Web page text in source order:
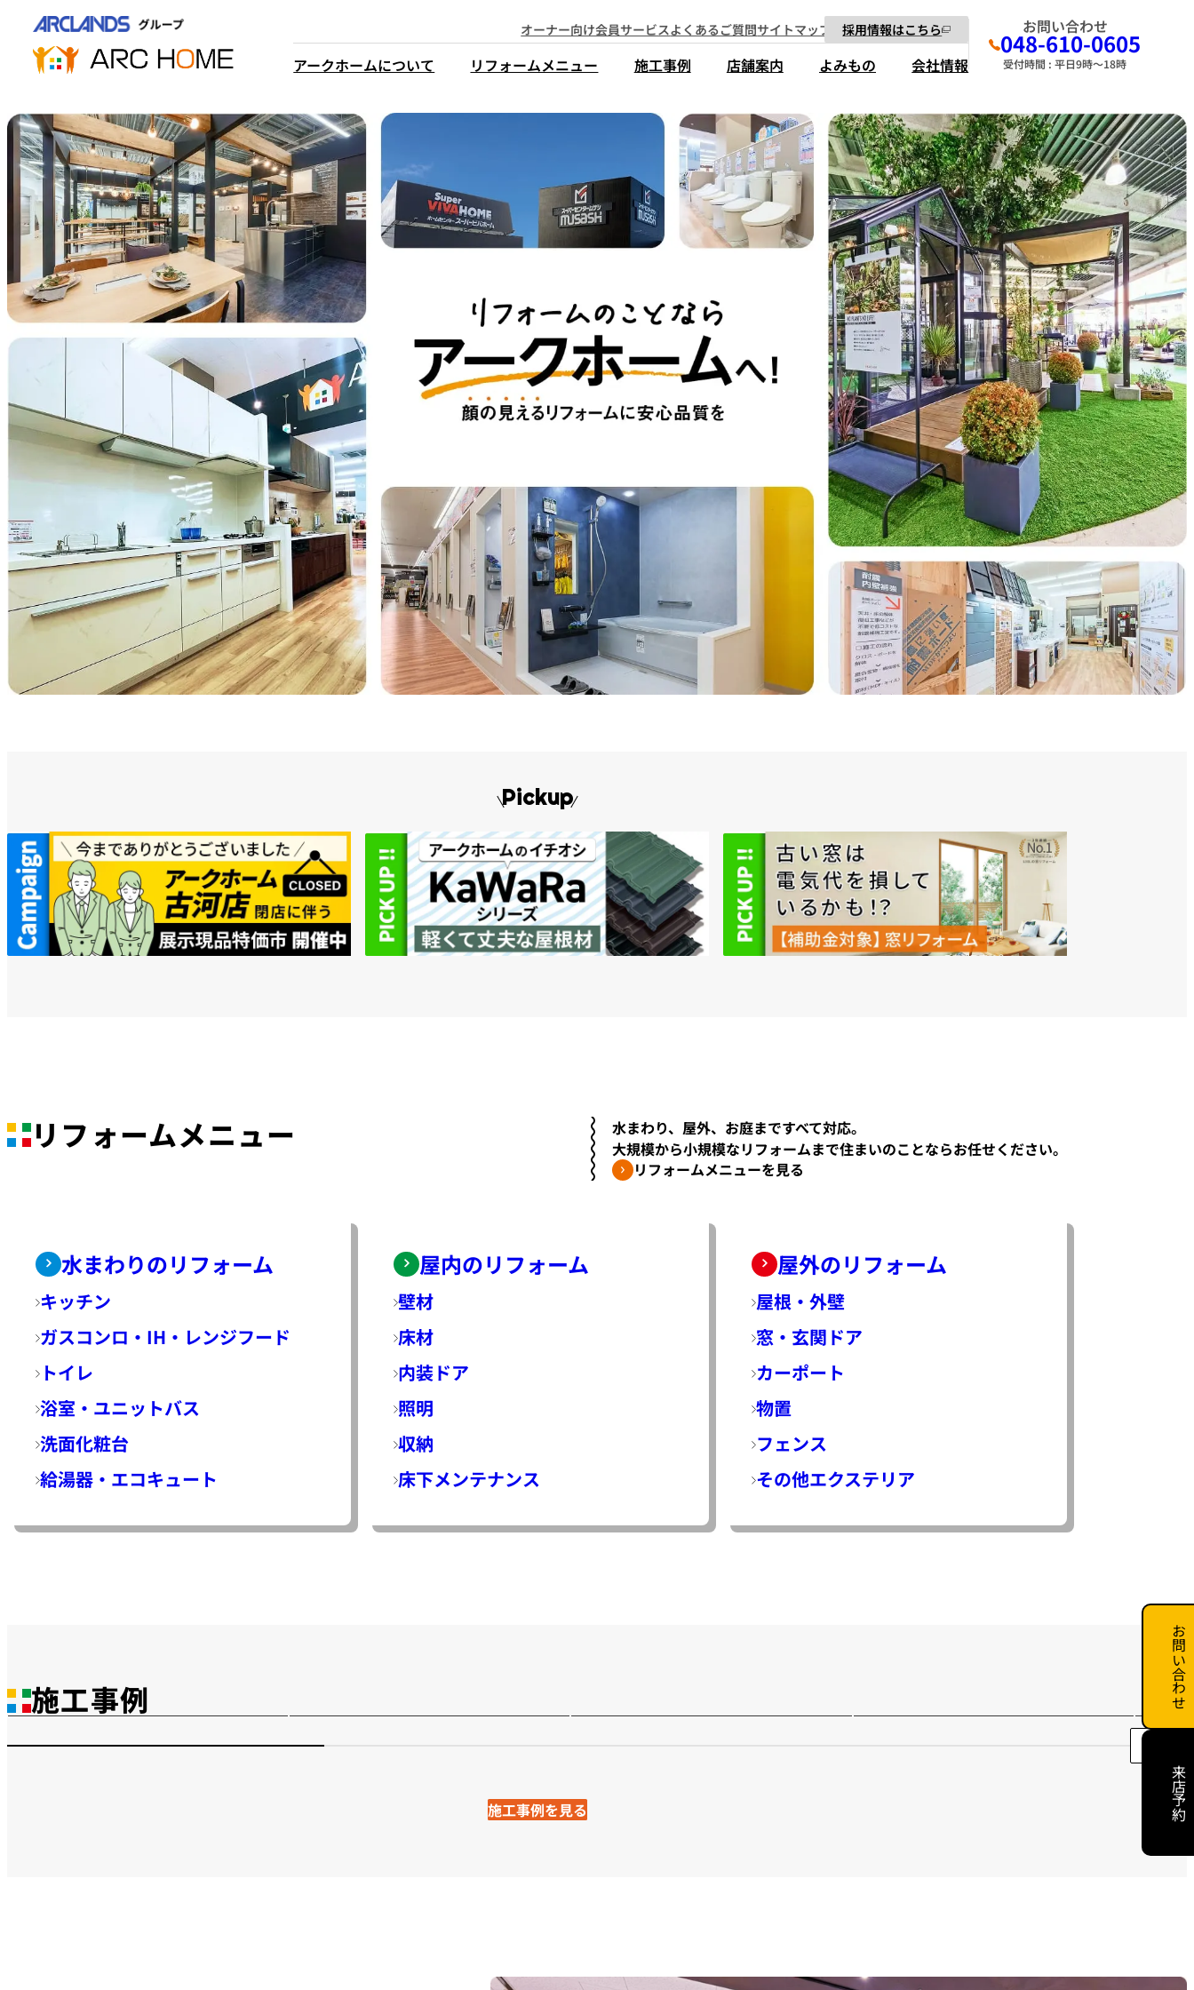
ッ
プ
オーナー向け会員サービスよくあるご質問サイトマップ 採用情報はこちら
アークホームについて リフォームメニュー 施工事例 店舗案内 よみもの 会社情報
お問い合わせ
048-610-0605
受付時間 : 平日9時～18時
営業時間は
平日9時から18時までと
なっております
電話をかける
Pickup
リフォームメニュー
水まわり、屋外、お庭まですべて対応。
大規模から小規模なリフォームまで住まいのことならお任せください。
リフォームメニューを見る
水まわりのリフォーム
キッチン
ガスコンロ・IH・レンジフード
トイレ
浴室・ユニットバス
洗面化粧台
給湯器・エコキュート
屋内のリフォーム
壁材
床材
内装ドア
照明
収納
床下メンテナンス
屋外のリフォーム
屋根・外壁
窓・玄関ドア
カーポート
物置
フェンス
その他エクステリア
施工事例
モダンな浴室｜新潟県見附市
ス
る
施工事例を見る
お問い合わせ
来店予約